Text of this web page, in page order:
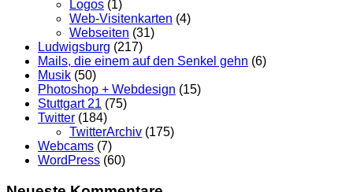
Logos (1)
Web-Visitenkarten (4)
Webseiten (31)
Ludwigsburg (217)
Mails, die einem auf den Senkel gehn (6)
Musik (50)
Photoshop + Webdesign (15)
Stuttgart 21 (75)
Twitter (184)
TwitterArchiv (175)
Webcams (7)
WordPress (60)